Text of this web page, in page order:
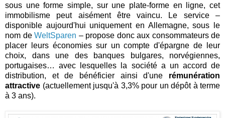
sous une forme simple, sur une plate-forme en ligne, cet
immobilisme peut aisément être vaincu. Le service –
disponible aujourd'hui uniquement en Allemagne, sous le
nom de WeltSparen – propose donc aux consommateurs de
placer leurs économies sur un compte d'épargne de leur
choix, dans une des banques bulgares, norvégiennes,
portugaises… avec lesquelles la société a un accord de
distribution, et de bénéficier ainsi d'une rémunération
attractive (actuellement jusqu'à 3,3% pour un dépôt à terme
à 3 ans).